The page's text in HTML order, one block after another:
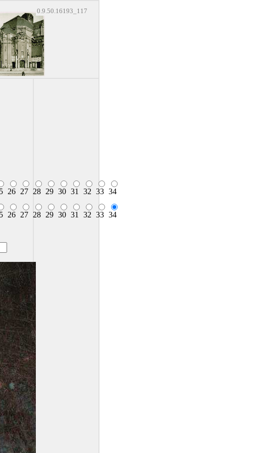
0.9.50.16193_117
26 27 28 29 30 31 32 33 34
26 27 28 29 30 31 32 33 34